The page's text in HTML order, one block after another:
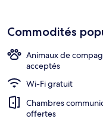
Commodités
Animaux de
acceptés
Wi-Fi gratuit
Chambres
offertes